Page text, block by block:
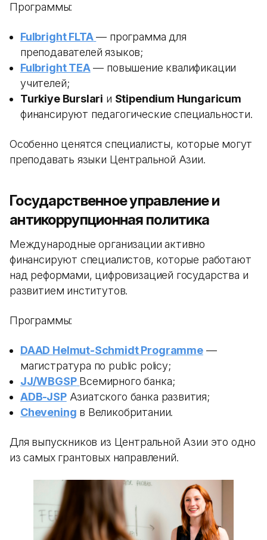
Программы:
Fulbright FLTA — программа для
преподавателей языков;
Fulbright TEA— повышение квалификации
учителей;
Turkiye Burslari и Stipendium Hungaricum
финансируют педагогические специальности.
Особенно ценятся специалисты, которые могут
преподавать языки Центральной Азии.
Государственное управление и
антикоррупционная политика
Международные организации активно
финансируют специалистов, которые работают
над реформами, цифровизацией государства и
развитием институтов.
Программы:
DAAD Helmut-Schmidt Programme—
магистратура по public policy;
JJ/WBGSP Всемирного банка;
ADB-JSPАзиатского банка развития;
Chevening в Великобритании.
Для выпускников из Центральной Азии это одно
из самых грантовых направлений.